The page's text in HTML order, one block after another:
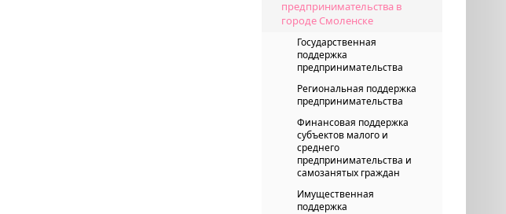
предпринимательства в
городе Смоленске
Государственная
поддержка
предпринимательства
Региональная поддержка
предпринимательства
Финансовая поддержка
субъектов малого и
среднего
предпринимательства и
самозанятых граждан
Имущественная
поддержка